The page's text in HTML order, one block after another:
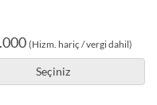
(Hizm. hariç / vergi dahil)
Seçiniz